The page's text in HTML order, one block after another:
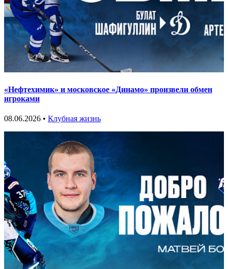
«Нефтехимик» и московское «Динамо» произвели обмен
игроками
08.06.2026 • Клубная жизнь